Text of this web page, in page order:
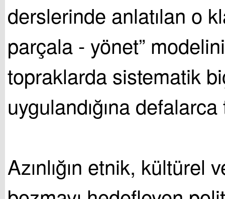
derslerinde anlatılan o
parçala - yönet”
topraklarda sistematik
uygulandığına defalarca
Azınlığın etnik, kültürel